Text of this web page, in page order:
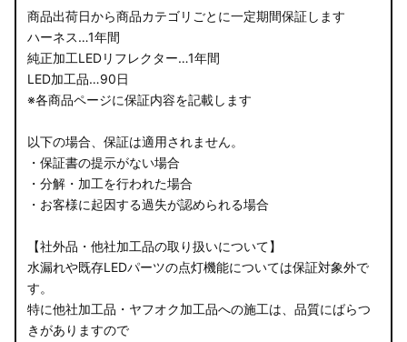
商品出荷日から商品カテゴリごとに一定期間保証します
ハーネス…1年間
純正加工LEDリフレクター…1年間
LED加工品…90日
※各商品ページに保証内容を記載します
以下の場合、保証は適用されません。
・保証書の提示がない場合
・分解・加工を行われた場合
・お客様に起因する過失が認められる場合
【社外品・他社加工品の取り扱いについて】
水漏れや既存LEDパーツの点灯機能については保証対象外で
す。
特に他社加工品・ヤフオク加工品への施工は、品質にばらつ
きがありますので